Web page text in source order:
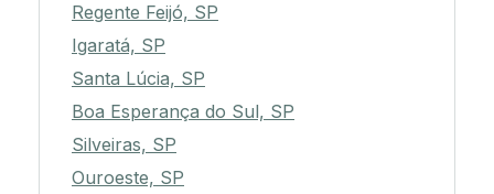
Regente Feijó, SP
Igaratá, SP
Santa Lúcia, SP
Boa Esperança do Sul, SP
Silveiras, SP
Ouroeste, SP